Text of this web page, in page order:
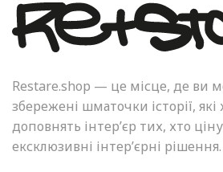
Restare.shop — це місце, де ви
збережені шматочки історії,
доповнять інтер’єр тих, хто
ексклюзивні інтер’єрні рішення.